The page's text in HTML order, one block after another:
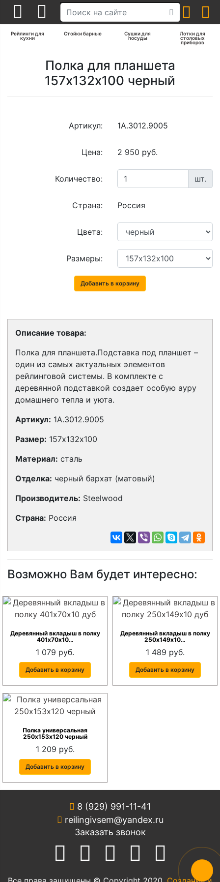
Рейлинги для
кухни
Стойки барные Сушки для
посуды
Лотки для
столовых
приборов
Полка для планшета
157х132х100 черный
Артикул: 1A.3012.9005
Цена: 2 950 руб.
Количество: шт.
Страна: Россия
Цвета:
Размеры:
Добавить в корзину
Описание товара:
Полка для планшета.Подставка под планшет –
один из самых актуальных элементов
рейлинговой системы. В комплекте с
деревянной подставкой создает особую ауру
домашнего тепла и уюта.
Артикул: 1A.3012.9005
Размер: 157х132х100
Материал: сталь
Отделка: черный бархат (матовый)
Производитель: Steelwood
Страна: Россия
Возможно Вам будет интересно:
Деревянный вкладыш в полку
401x70х10…
1 079 руб.
Добавить в корзину
Деревянный вкладыш в полку
250х149х10…
1 489 руб.
Добавить в корзину
Полка универсальная
250х153х120 черный
1 209 руб.
Добавить в корзину
8 (929) 991-11-41
reilingivsem@yandex.ru
Заказать звонок